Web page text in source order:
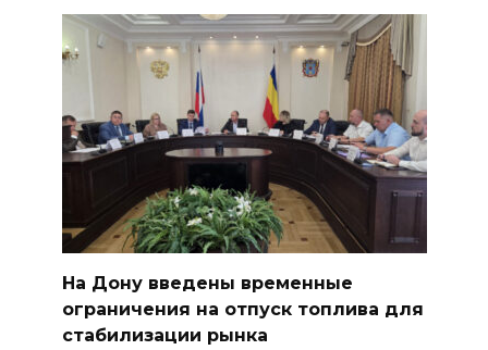
На Дону введены временные
ограничения на отпуск топлива для
стабилизации рынка